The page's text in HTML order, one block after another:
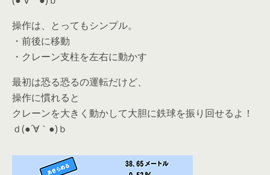
操作は、とってもシンプル。
・前後に移動
・クレーン支柱を左右に動かす
最初は恐る恐るの運転だけど、
操作に慣れると
クレーンを大きく動かして大胆に鉄球を振り回せるよ！
ｄ(●´∀｀●)ｂ